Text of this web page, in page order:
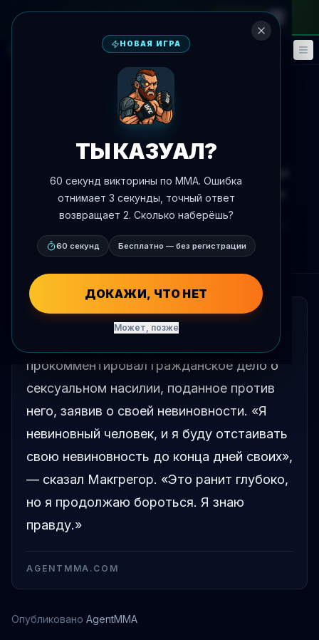
🎮 Фэнтези События
Соцсети
Макгрегор заявил о своей
невиновности в гражданском
деле о сексуальном насилии
AgentMMA.com
КРАТКО
прокомментировал гражданское дело о
сексуальном насилии, поданное против
него, заявив о своей невиновности. «Я
невиновный человек, и я буду отстаивать
свою невиновность до конца дней своих»,
— сказал Макгрегор. «Это ранит глубоко,
но я продолжаю бороться. Я знаю
правду.»
AGENTMMA.COM
Опубликовано AgentMMA
НОВАЯ ИГРА
ТЫ КАЗУАЛ?
60 секунд викторины по MMA. Ошибка
отнимает 3 секунды, точный ответ
возвращает 2. Сколько наберёшь?
60 секунд Бесплатно — без регистрации
ДОКАЖИ, ЧТО НЕТ
Может, позже